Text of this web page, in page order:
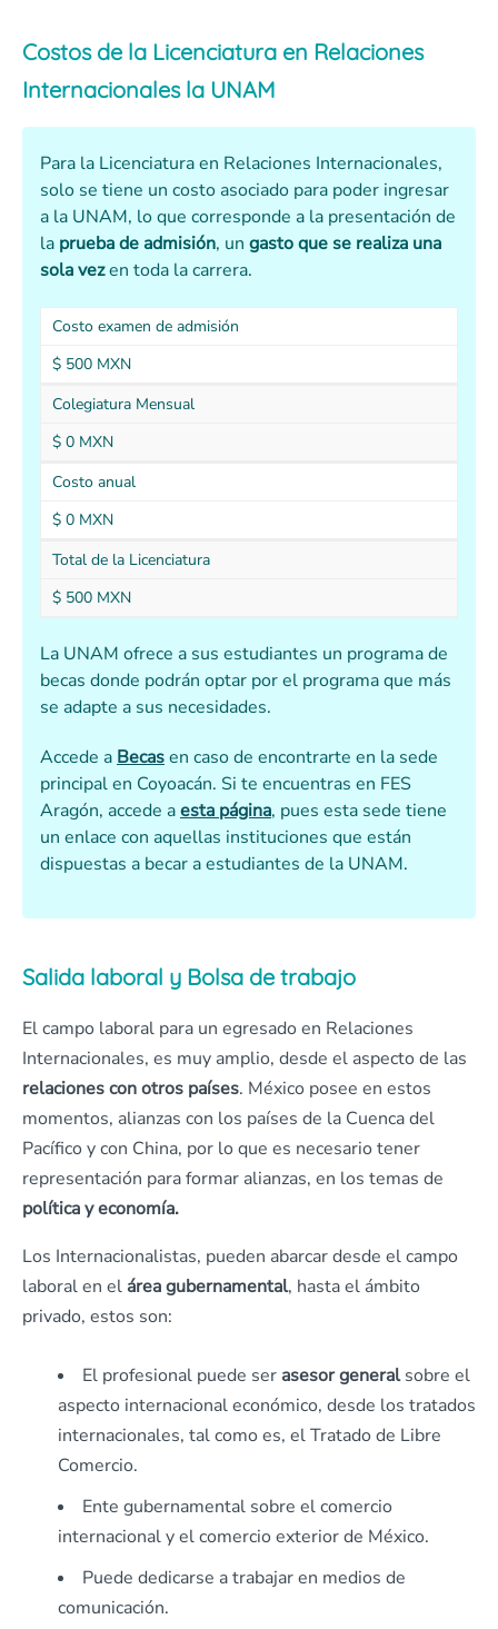
Costos de la Licenciatura en Relaciones
Internacionales la UNAM
Para la Licenciatura en Relaciones Internacionales,
solo se tiene un costo asociado para poder ingresar
a la UNAM, lo que corresponde a la presentación de
la prueba de admisión, un gasto que se realiza una
sola vezen toda la carrera.
Costo examen de admisión
$ 500 MXN
Colegiatura Mensual
$ 0 MXN
Costo anual
$ 0 MXN
Total de la Licenciatura
$ 500 MXN
La UNAM ofrece a sus estudiantes un programa de
becas donde podrán optar por el programa que más
se adapte a sus necesidades.
Accede a Becasen caso de encontrarte en la sede
principal en Coyoacán. Si te encuentras en FES
Aragón, accede aesta página, pues esta sede tiene
un enlace con aquellas instituciones que están
dispuestas a becar a estudiantes de la UNAM.
Salida laboral y Bolsa de trabajo
El campo laboral para un egresado en Relaciones
Internacionales, es muy amplio, desde el aspecto de las
relaciones con otros países. México posee en estos
momentos, alianzas con los países de la Cuenca del
Pacífico y con China, por lo que es necesario tener
representación para formar alianzas, en los temas de
política y economía.
Los Internacionalistas, pueden abarcar desde el campo
laboral en el áreagubernamental, hasta el ámbito
privado, estos son:
El profesional puede ser asesorgeneralsobre el
aspecto internacional económico, desde los tratados
internacionales, tal como es, el Tratado de Libre
Comercio.
Ente gubernamental sobre el comercio
internacional y el comercio exterior de México.
Puede dedicarse a trabajar en medios de
comunicación.